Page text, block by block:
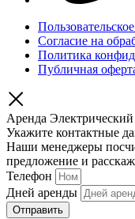
Согласие на
Политика
Публичная
Аренда
Укажите контактные
Наши менеджеры
предложение и
Телефон
Дней аренды
Отправить